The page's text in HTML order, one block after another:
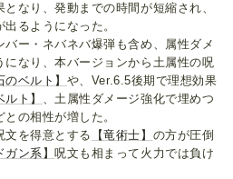
なり、発動までの時間が短縮され、
るようになった。
ー・ネバネバ爆弾も含め、属性ダメ
になり、本バージョンから土属性の呪
のベルト】 や、Ver.6.5後期で理想効果
ルト】 、土属性ダメージ強化で埋めつ
との相性が増した。
文を得意とする
【竜術士】 の方が圧倒
ガン系】呪文も相まって火力では負け